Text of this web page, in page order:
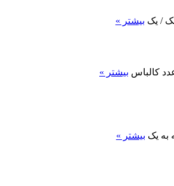
بیشتر »
بیشتر »
به یک بیشتر »